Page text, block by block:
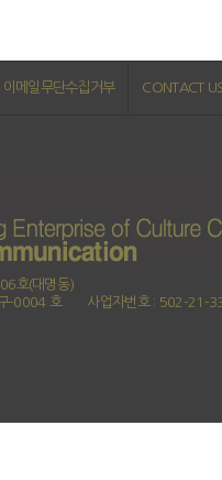
이메일무단수집거부 CONTACT
호(대명동)
-0004 호
사업자번호 : 502-21-